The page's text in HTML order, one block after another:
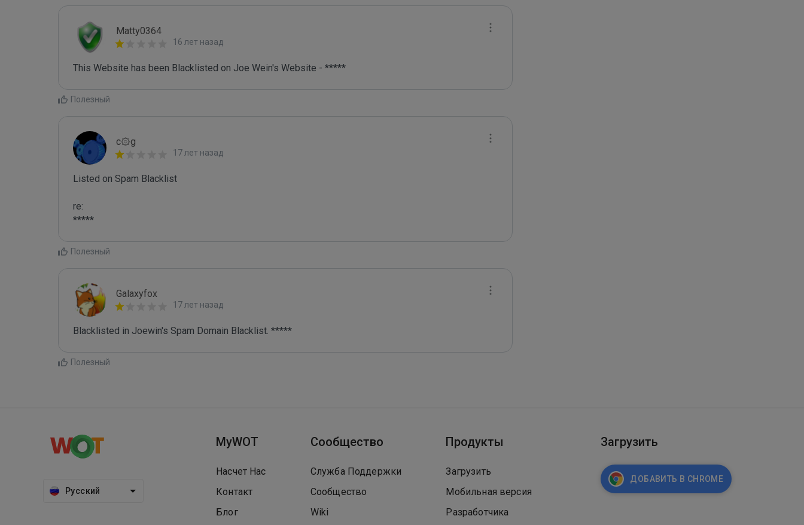
Matty0364
16 лет назад
This Website has been Blacklisted on Joe Wein's Website - *****
Полезный
c۞g
17 лет назад
Listed on Spam Blacklist
re:
*****
Полезный
Galaxyfox
17 лет назад
Blacklisted in Joewin's Spam Domain Blacklist. *****
Полезный
Русский
MyWOT
Насчет Нас
Контакт
Блог
Сообщество
Служба Поддержки
Сообщество
Wiki
Продукты
Загрузить
Мобильная версия
Разработчика
Загрузить
ДОБАВИТЬ В CHROME